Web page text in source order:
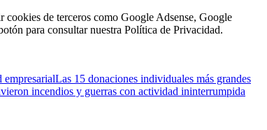
de terceros como Google Adsense, Google
para consultar nuestra Política de Privacidad.
empresarialLas 15 donaciones individuales más grandes
incendios y guerras con actividad ininterrumpida